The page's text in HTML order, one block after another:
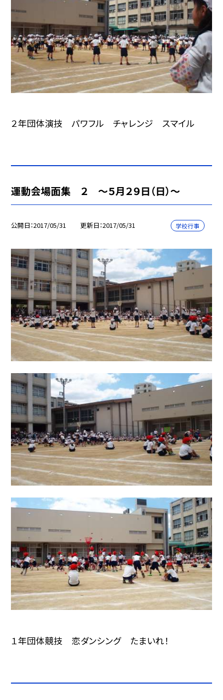
２年団体演技 パワフル チャレンジ スマイル
運動会場面集 ２ 〜５月２９日（日）〜
公開日 2017/05/31 更新日 2017/05/31 学校行事
１年団体競技 恋ダンシング たまいれ！